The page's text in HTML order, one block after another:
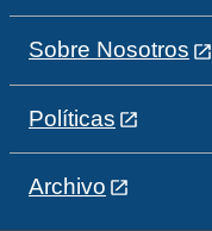
Sobre Nosotros
Políticas
Archivo